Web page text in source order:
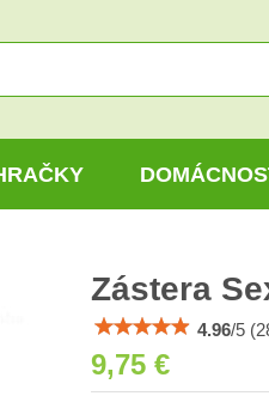
Zástera
4.96/5 (
9,75 €